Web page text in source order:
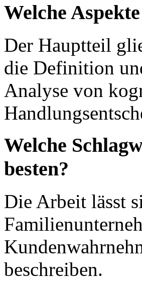
Welche
Der Hauptteil
die Definition
Analyse von
Welche
besten?
Die Arbeit lässt
beschreiben.